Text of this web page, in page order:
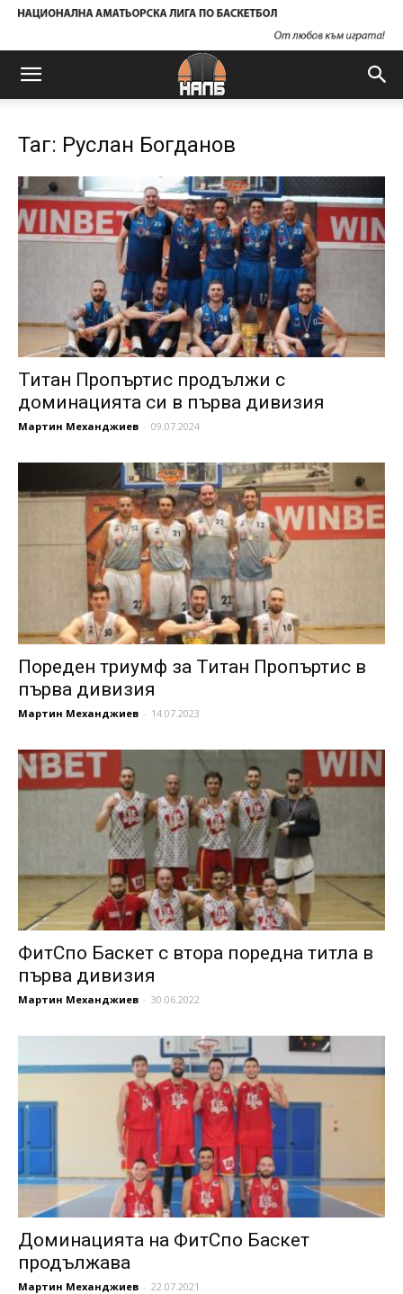
Таг: Руслан Богданов
Титан Пропъртис продължи с
доминацията си в първа дивизия
Мартин Механджиев - 09.07.2024
Пореден триумф за Титан Пропъртис в
първа дивизия
Мартин Механджиев - 14.07.2023
ФитСпо Баскет с втора поредна титла в
първа дивизия
Мартин Механджиев - 30.06.2022
Доминацията на ФитСпо Баскет
продължава
Мартин Механджиев - 22.07.2021